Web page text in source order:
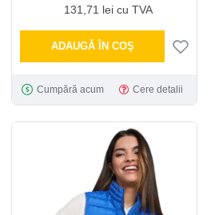
131,71 lei cu TVA
ADAUGĂ ÎN COŞ
Cumpără acum Cere detalii